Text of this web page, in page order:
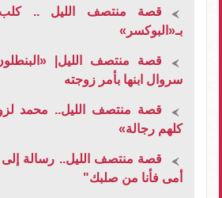
قصة منتصف الليل .. كلب
بـ«البوكسر»
قصة منتصف الليل|
سروال ابنها بأمر زوجته
قصة منتصف الليل.. محمد
كلهم رجالة»
قصة منتصف الليل.. رسالة إلى
أمى فأنا من صلبك"